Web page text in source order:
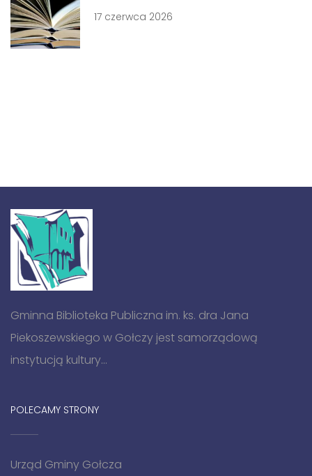
17 czerwca 2026
Gminna Biblioteka Publiczna im. ks. dra Jana
Piekoszewskiego w Gołczy jest samorządową
instytucją kultury...
POLECAMY STRONY
Urząd Gminy Gołcza